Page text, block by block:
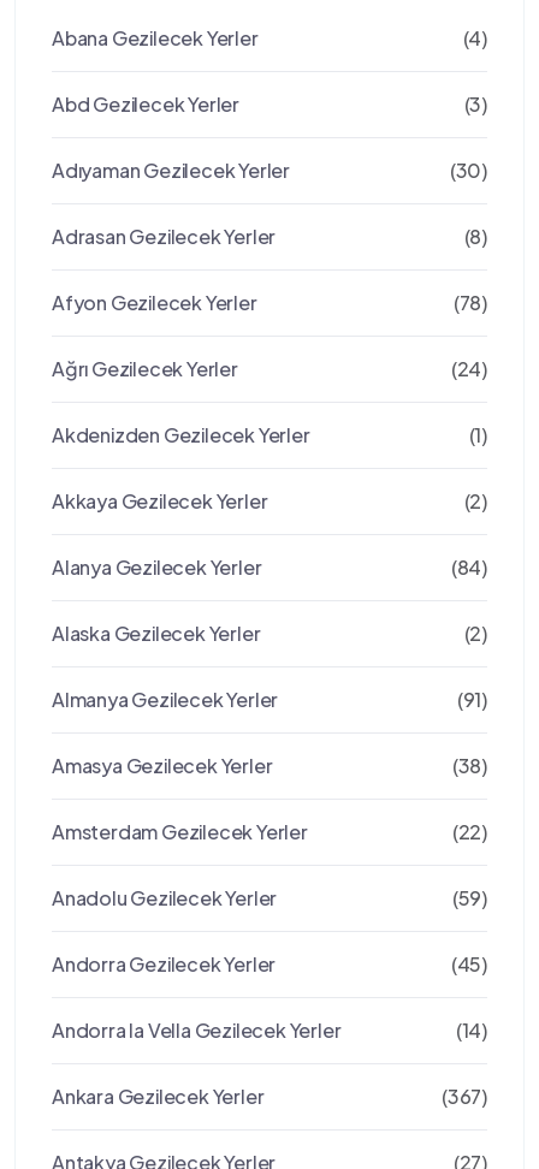
Abana Gezilecek Yerler (4)
Abd Gezilecek Yerler (3)
Adıyaman Gezilecek Yerler (30)
Adrasan Gezilecek Yerler (8)
Afyon Gezilecek Yerler (78)
Ağrı Gezilecek Yerler (24)
Akdenizden Gezilecek Yerler (1)
Akkaya Gezilecek Yerler (2)
Alanya Gezilecek Yerler (84)
Alaska Gezilecek Yerler (2)
Almanya Gezilecek Yerler (91)
Amasya Gezilecek Yerler (38)
Amsterdam Gezilecek Yerler (22)
Anadolu Gezilecek Yerler (59)
Andorra Gezilecek Yerler (45)
Andorra la Vella Gezilecek Yerler (14)
Ankara Gezilecek Yerler (367)
Antakya Gezilecek Yerler (27)